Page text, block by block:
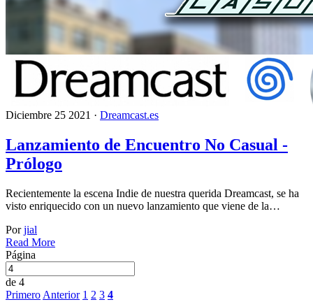
Diciembre 25 2021 · Dreamcast.es
Lanzamiento de Encuentro No Casual -
Prólogo
Recientemente la escena Indie de nuestra querida Dreamcast, se ha
visto enriquecido con un nuevo lanzamiento que viene de la…
Porjial
Read More
Página
de 4
Primero Anterior 1 2 3 4